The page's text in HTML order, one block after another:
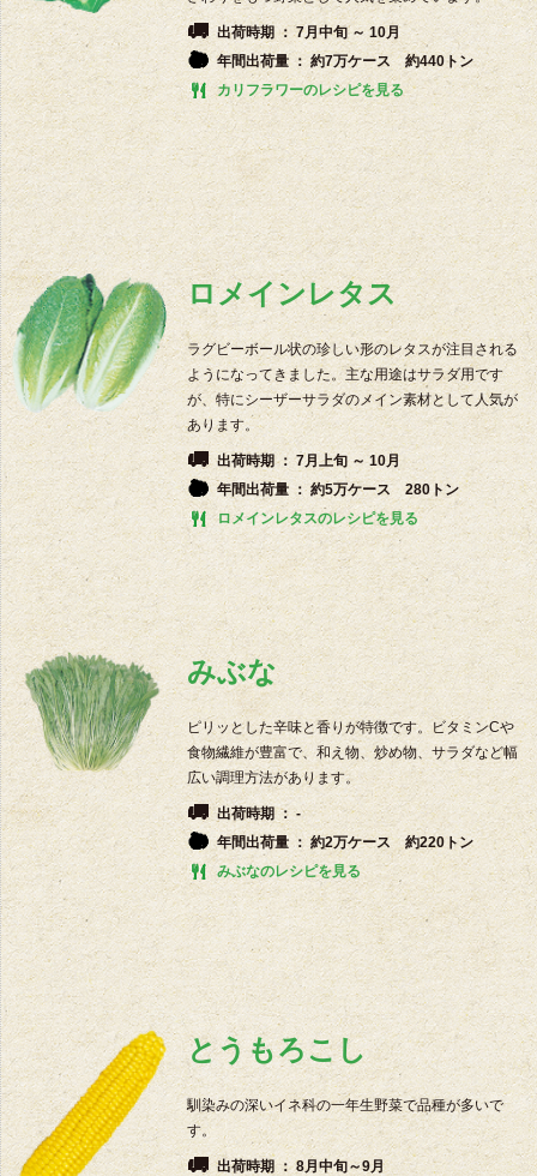
出荷時期 ： 7月中旬 ～ 10月
年間出荷量 ： 約7万ケース 約440トン
カリフラワーのレシピを見る
ロメインレタス
ラグビーボール状の珍しい形のレタスが注目される
ようになってきました。主な用途はサラダ用です
が、特にシーザーサラダのメイン素材として人気が
あります。
出荷時期 ： 7月上旬 ～ 10月
年間出荷量 ： 約5万ケース 280トン
ロメインレタスのレシピを見る
みぶな
ピリッとした辛味と香りが特徴です。ビタミンCや
食物繊維が豊富で、和え物、炒め物、サラダなど幅
広い調理方法があります。
出荷時期 ： -
年間出荷量 ： 約2万ケース 約220トン
みぶなのレシピを見る
とうもろこし
馴染みの深いイネ科の一年生野菜で品種が多いで
す。
出荷時期 ： 8月中旬～9月